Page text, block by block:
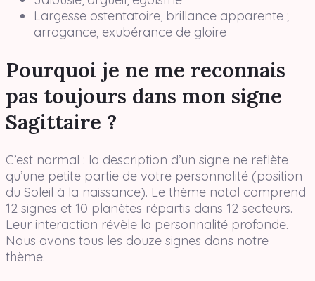
Largesse ostentatoire, brillance apparente ;
arrogance, exubérance de gloire
Pourquoi je ne me reconnais
pas toujours dans mon signe
Sagittaire ?
C’est normal : la description d’un signe ne reflète
qu’une petite partie de votre personnalité (position
du Soleil à la naissance). Le thème natal comprend
12 signes et 10 planètes répartis dans 12 secteurs.
Leur interaction révèle la personnalité profonde.
Nous avons tous les douze signes dans notre
thème.